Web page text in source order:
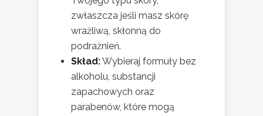
zwłaszcza jeśli masz skórę
wrażliwą, skłonną do
podrażnień.
Skład:Wybieraj formuły bez
alkoholu, substancji
zapachowych oraz
parabenów, które mogą